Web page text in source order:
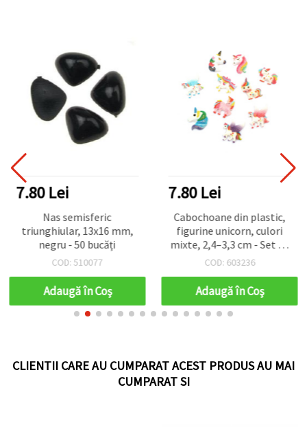
7.80 Lei
Nas semisferic
triunghiular, 13x16 mm,
negru - 50 bucăți
COD: 510077
Adaugă în Coş
7.80 Lei
Cabochoane din plastic,
figurine unicorn, culori
mixte, 2,4–3,3 cm - Set de
10 bucăți
COD: 603236
Adaugă în Coş
CLIENTII CARE AU CUMPARAT ACEST PRODUS AU MAI
CUMPARAT SI